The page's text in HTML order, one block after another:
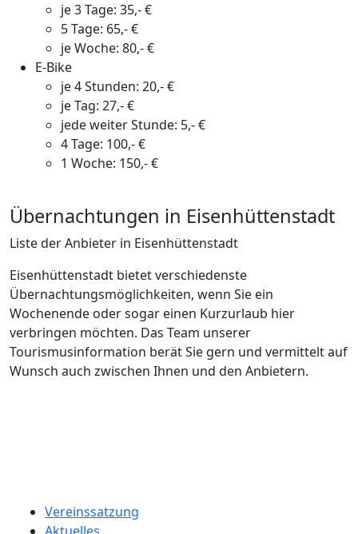
je 3 Tage: 35,- €
5 Tage: 65,- €
je Woche: 80,- €
E-Bike
je 4 Stunden: 20,- €
je Tag: 27,- €
jede weiter Stunde: 5,- €
4 Tage: 100,- €
1 Woche: 150,- €
Übernachtungen in Eisenhüttenstadt
Liste der Anbieter in Eisenhüttenstadt
Eisenhüttenstadt bietet verschiedenste
Übernachtungsmöglichkeiten, wenn Sie ein
Wochenende oder sogar einen Kurzurlaub hier
verbringen möchten. Das Team unserer
Tourismusinformation berät Sie gern und vermittelt auf
Wunsch auch zwischen Ihnen und den Anbietern.
Vereinssatzung